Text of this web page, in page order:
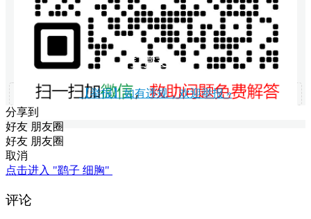
打赏支持
【举报】如有违规，欢迎举报 »
分享到
好友 朋友圈
好友 朋友圈
取消
点击进入 "鹞子 细胸"
评论